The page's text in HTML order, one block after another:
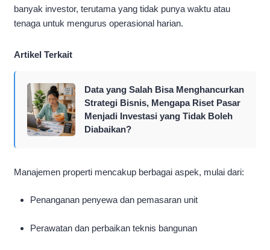
banyak investor, terutama yang tidak punya waktu atau
tenaga untuk mengurus operasional harian.
Artikel Terkait
Data yang Salah Bisa Menghancurkan
Strategi Bisnis, Mengapa Riset Pasar
Menjadi Investasi yang Tidak Boleh
Diabaikan?
Manajemen properti mencakup berbagai aspek, mulai dari:
Penanganan penyewa dan pemasaran unit
Perawatan dan perbaikan teknis bangunan